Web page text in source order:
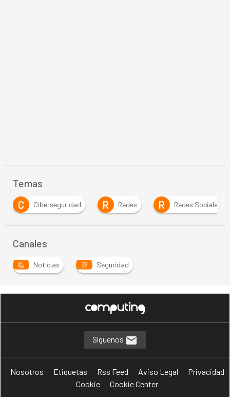
Temas
C
Ciberseguridad R Redes R Redes Sociales
Canales
Noticias Seguridad
Síguenos
Nosotros Etiquetas Rss Feed Aviso Legal
Privacidad
Cookie
Cookie Center